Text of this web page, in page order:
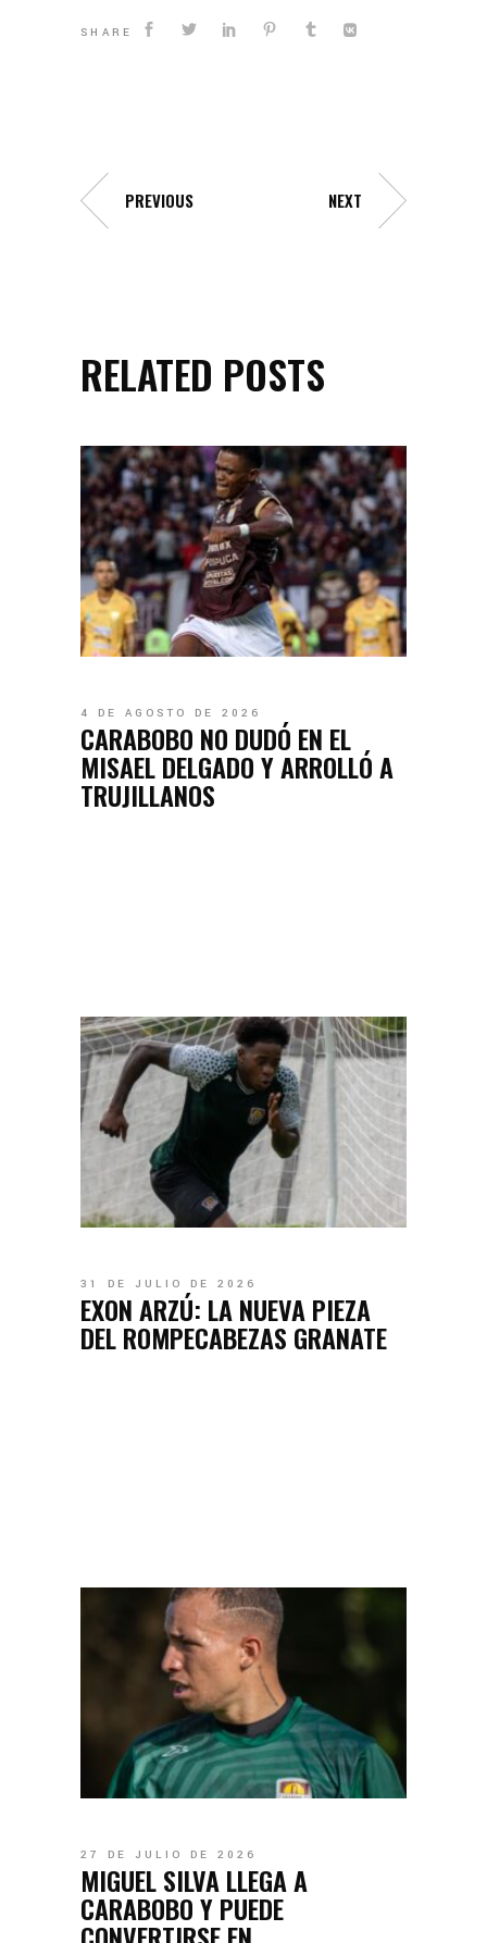
SHARE
PREVIOUS NEXT
RELATED POSTS
4 DE AGOSTO DE 2026
CARABOBO NO DUDÓ EN EL
MISAEL DELGADO Y ARROLLÓ A
TRUJILLANOS
31 DE JULIO DE 2026
EXON ARZÚ: LA NUEVA PIEZA
DEL ROMPECABEZAS GRANATE
27 DE JULIO DE 2026
MIGUEL SILVA LLEGA A
CARABOBO Y PUEDE